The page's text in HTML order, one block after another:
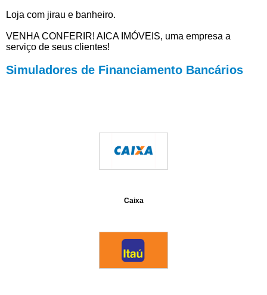
Loja com jirau e banheiro.
VENHA CONFERIR! AICA IMÓVEIS, uma empresa a
serviço de seus clientes!
Simuladores de Financiamento Bancários
Caixa